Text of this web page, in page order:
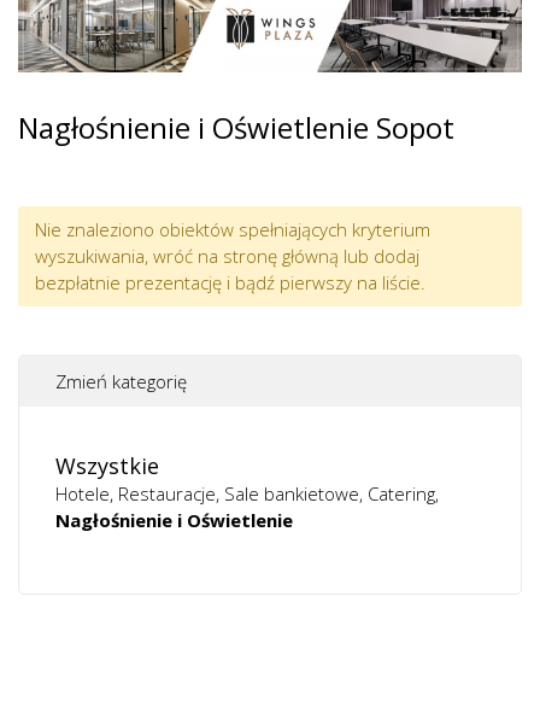
Nagłośnienie i Oświetlenie Sopot
Nie znaleziono obiektów spełniających kryterium
wyszukiwania, wróć na stronę główną lub dodaj
bezpłatnie prezentację i bądź pierwszy na liście.
Zmień kategorię
Wszystkie
Hotele Restauracje Sale bankietowe Catering
Nagłośnienie i Oświetlenie